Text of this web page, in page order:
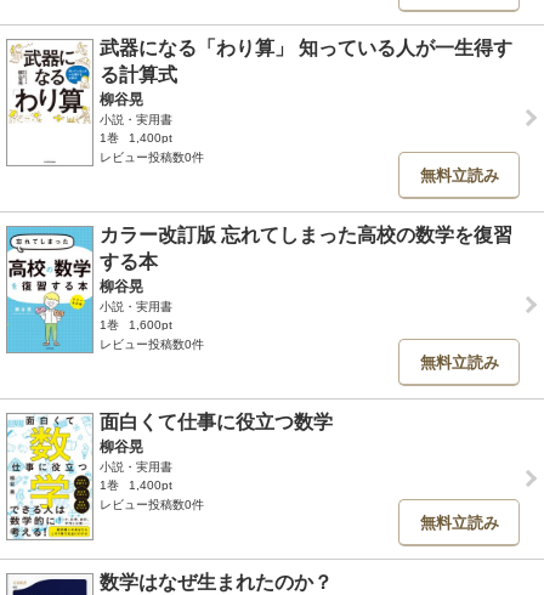
武器になる「わり算」 知っている人が一生得す
る計算式
柳谷晃
小説・実用書
1巻
1,400pt
レビュー投稿数0件
無料立読み
カラー改訂版 忘れてしまった高校の数学を復習
する本
柳谷晃
小説・実用書
1巻
1,600pt
レビュー投稿数0件
無料立読み
面白くて仕事に役立つ数学
柳谷晃
小説・実用書
1巻
1,400pt
レビュー投稿数0件
無料立読み
数学はなぜ生まれたのか？